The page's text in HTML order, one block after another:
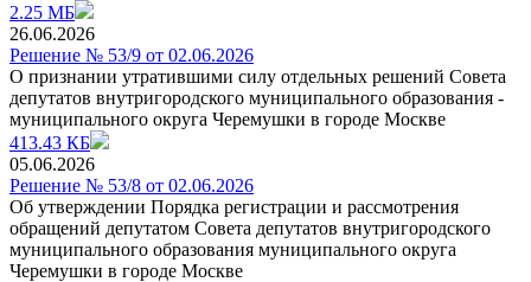
2.25 МБ
26.06.2026
Решение № 53/9 от 02.06.2026
О признании утратившими силу отдельных решений Совета
депутатов внутригородского муниципального образования -
муниципального округа Черемушки в городе Москве
413.43 КБ
05.06.2026
Решение № 53/8 от 02.06.2026
Об утверждении Порядка регистрации и рассмотрения
обращений депутатом Совета депутатов внутригородского
муниципального образования муниципального округа
Черемушки в городе Москве